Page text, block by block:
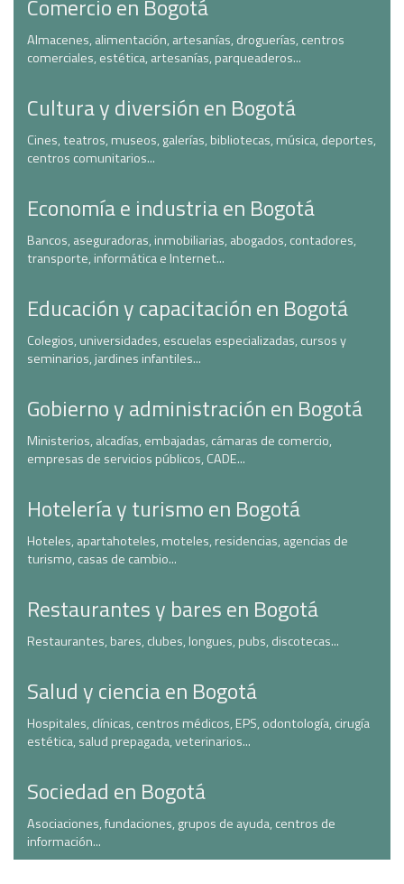
Comercio en Bogotá
Almacenes, alimentación, artesanías, droguerías, centros
comerciales, estética, artesanías, parqueaderos...
Cultura y diversión en Bogotá
Cines, teatros, museos, galerías, bibliotecas, música, deportes,
centros comunitarios...
Economía e industria en Bogotá
Bancos, aseguradoras, inmobiliarias, abogados, contadores,
transporte, informática e Internet...
Educación y capacitación en Bogotá
Colegios, universidades, escuelas especializadas, cursos y
seminarios, jardines infantiles...
Gobierno y administración en Bogotá
Ministerios, alcadías, embajadas, cámaras de comercio,
empresas de servicios públicos, CADE...
Hotelería y turismo en Bogotá
Hoteles, apartahoteles, moteles, residencias, agencias de
turismo, casas de cambio...
Restaurantes y bares en Bogotá
Restaurantes, bares, clubes, longues, pubs, discotecas...
Salud y ciencia en Bogotá
Hospitales, clínicas, centros médicos, EPS, odontología, cirugía
estética, salud prepagada, veterinarios...
Sociedad en Bogotá
Asociaciones, fundaciones, grupos de ayuda, centros de
información...